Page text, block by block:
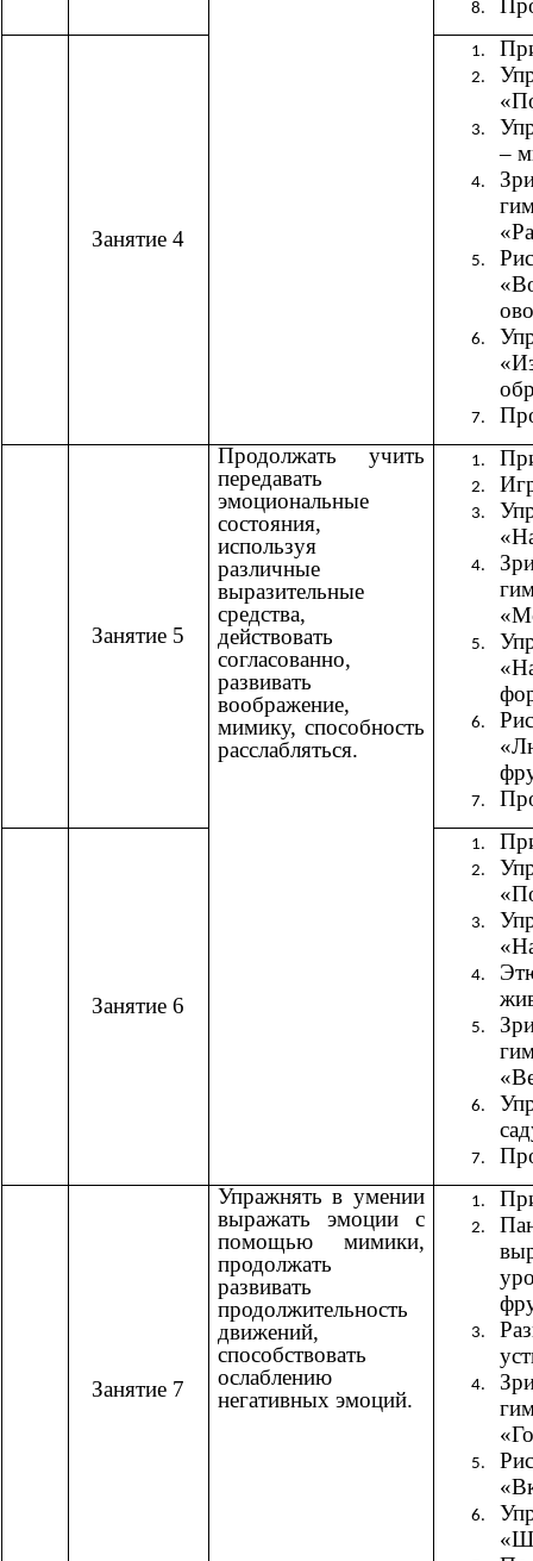
Занятие 4
–
Занятие 5
Продолжать учить
передавать
эмоциональные
состояния,
используя
различные
выразительные
средства,
действовать
согласованно,
развивать
воображение,
мимику, способность
расслабляться.
Занятие 6
Занятие 7
Упражнять в умении
выражать эмоции с
помощью мимики,
продолжать
развивать
продолжительность
движений,
способствовать
ослаблению
негативных эмоций.